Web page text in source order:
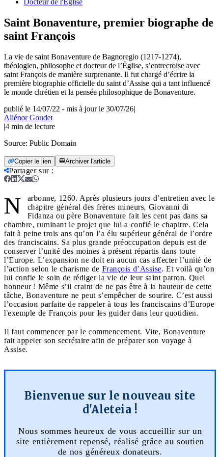
Docteur de l'Église
Saint Bonaventure, premier biographe de
saint François
La vie de saint Bonaventure de Bagnoregio (1217-1274),
théologien, philosophe et docteur de l’Église, s’entrecroise avec
saint François de manière surprenante. Il fut chargé d’écrire la
première biographie officielle du saint d’Assise qui a tant influencé
le monde chrétien et la pensée philosophique de Bonaventure.
publié le 14/07/22 - mis à jour le 30/07/26|
Aliénor Goudet
|4 min de lecture
Source: Public Domain
Copier le lien Archiver l'article
Partager sur:
N
arbonne, 1260. Après plusieurs jours d’entretien avec le
chapitre général des frères mineurs, Giovanni di
Fidanza ou père Bonaventure fait les cent pas dans sa
chambre, ruminant le projet que lui a confié le chapitre. Cela
fait à peine trois ans qu’on l’a élu supérieur général de l’ordre
des franciscains. Sa plus grande préoccupation depuis est de
conserver l’unité des moines à présent répartis dans toute
l’Europe. L’expansion ne doit en aucun cas affecter l’unité de
l’action selon le charisme de François d’Assise. Et voilà qu’on
lui confie le soin de rédiger la vie de leur saint patron. Quel
honneur ! Même s’il craint de ne pas être à la hauteur de cette
tâche, Bonaventure ne peut s’empêcher de sourire. C’est aussi
l’occasion parfaite de rappeler à tous les franciscains d’Europe
l'exemple de François pour les guider dans leur quotidien.
Il faut commencer par le commencement. Vite, Bonaventure
fait appeler son secrétaire afin de préparer son voyage à
Assise.
Bienvenue sur le nouveau site
d'Aleteia !
Nous sommes heureux de vous accueillir sur un
site entièrement repensé, réalisé grâce au soutien
de nos généreux donateurs.